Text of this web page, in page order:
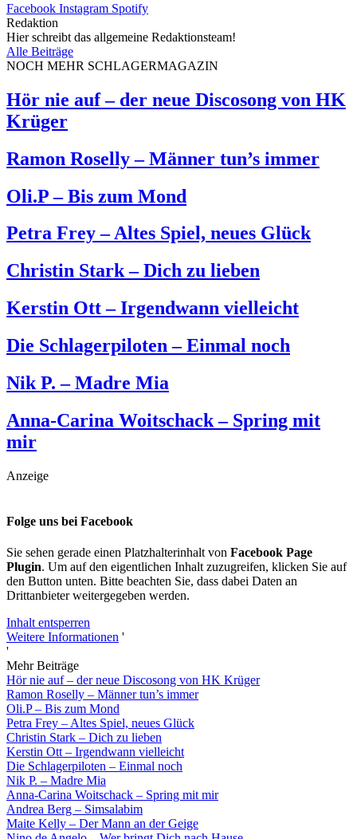
Facebook Instagram Spotify
Redaktion
Hier schreibt das allgemeine Redaktionsteam!
Alle Beiträge
NOCH MEHR SCHLAGERMAGAZIN
Hör nie auf – der neue Discosong von HK
Krüger
Ramon Roselly – Männer tun’s immer
Oli.P – Bis zum Mond
Petra Frey – Altes Spiel, neues Glück
Christin Stark – Dich zu lieben
Kerstin Ott – Irgendwann vielleicht
Die Schlagerpiloten – Einmal noch
Nik P. – Madre Mia
Anna-Carina Woitschack – Spring mit
mir
Anzeige
Folge uns bei Facebook
Sie sehen gerade einen Platzhalterinhalt von Facebook Page
Plugin. Um auf den eigentlichen Inhalt zuzugreifen, klicken Sie auf
den Button unten. Bitte beachten Sie, dass dabei Daten an
Drittanbieter weitergegeben werden.
Inhalt entsperren
Weitere Informationen '
'
Mehr Beiträge
Hör nie auf – der neue Discosong von HK Krüger
Ramon Roselly – Männer tun’s immer
Oli.P – Bis zum Mond
Petra Frey – Altes Spiel, neues Glück
Christin Stark – Dich zu lieben
Kerstin Ott – Irgendwann vielleicht
Die Schlagerpiloten – Einmal noch
Nik P. – Madre Mia
Anna-Carina Woitschack – Spring mit mir
Andrea Berg – Simsalabim
Maite Kelly – Der Mann an der Geige